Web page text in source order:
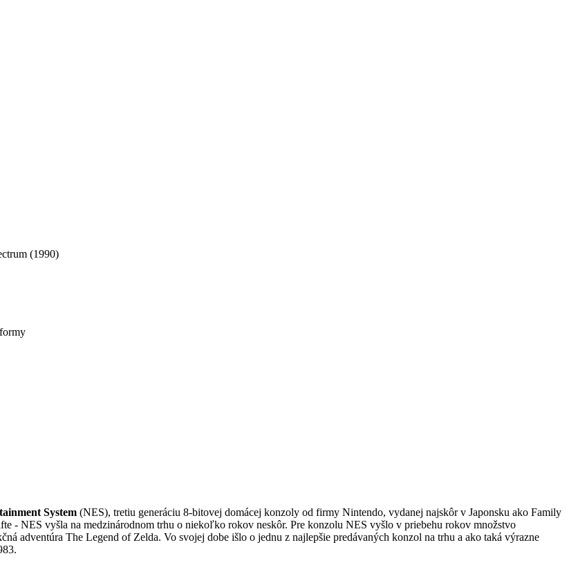
(1990)
System (NES), tretiu generáciu 8-bitovej domácej konzoly od firmy Nintendo, vydanej najskôr v Japonsku ako Family
- NES vyšla na medzinárodnom trhu o niekoľko rokov neskôr. Pre konzolu NES vyšlo v priebehu rokov množstvo
adventúra The Legend of Zelda. Vo svojej dobe išlo o jednu z najlepšie predávaných konzol na trhu a ako taká výrazne